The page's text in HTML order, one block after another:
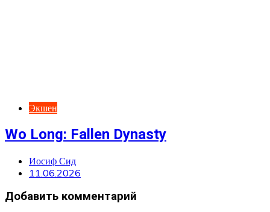
Экшен
Wo Long: Fallen Dynasty
Иосиф Сид
11.06.2026
Добавить комментарий